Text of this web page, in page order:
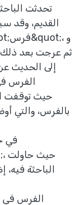
تحدثت
القديم، وقد
إلى الحديث
بالفرس، والتي
في
الباحثة